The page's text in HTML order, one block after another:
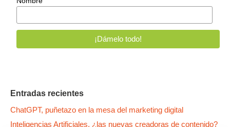
Entradas recientes
ChatGPT, puñetazo en la mesa del marketing digital
Inteligencias Artificiales, ¿las nuevas creadoras de contenido?